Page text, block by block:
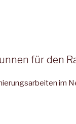
für den
im